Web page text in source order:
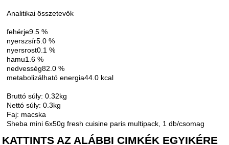
Analitikai összetevők
fehérje9.5 %
nyerszsír5.0 %
nyersrost0.1 %
hamu1.6 %
nedvesség82.0 %
metabolizálható energia44.0 kcal
Bruttó súly: 0.32kg
Nettó súly: 0.3kg
Faj: macska
Sheba mini 6x50g fresh cuisine paris multipack, 1 db/csomag
KATTINTS AZ ALÁBBI CIMKÉK EGYIKÉRE